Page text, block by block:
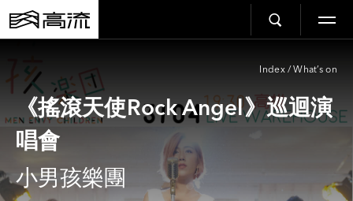
Index / What’s on
《搖滾天使Rock Angel》巡迴演
唱會
小男孩樂團